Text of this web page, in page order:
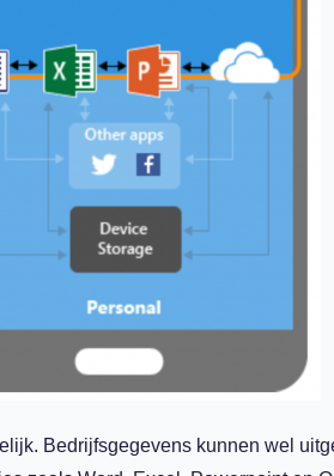
Bedrijfsgegevens kunnen wel